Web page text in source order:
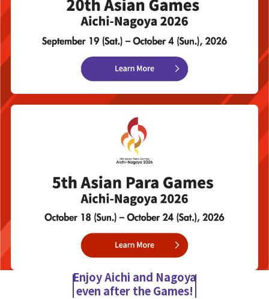
Enjoy Aichi and Nagoya
even after the Games!